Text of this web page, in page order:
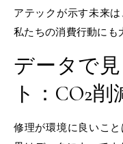
アテックが示す未来
私たちの消費行動にも
データで
ト：CO2
修理が環境に良いこ